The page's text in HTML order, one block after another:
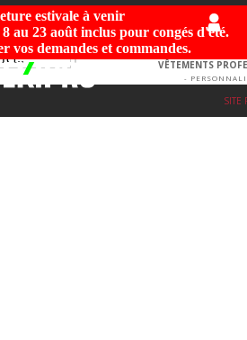
estivale à venir
8 au 23 août inclus pour congés d'été.
vos demandes et commandes.
VÊTEMENTS
-
SITE